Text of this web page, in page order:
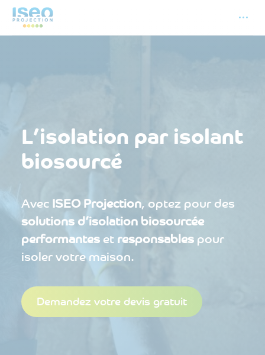
L’isolation par isolant
biosourcé
Avec ISEO Projection, optez pour des
solutions d’isolation biosourcée
performanteset responsablespour
isoler votre maison.
Demandez votre devis gratuit